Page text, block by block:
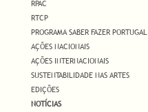
RPAC
RTCP
PROGRAMA SABER FAZER PORTUGAL
AÇÕES NACIONAIS
AÇÕES INTERNACIONAIS
SUSTENTABILIDADE NAS ARTES
EDIÇÕES
NOTÍCIAS